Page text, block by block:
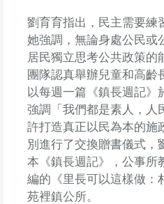
劉育育指出，民主需要練
她強調，無論身處公民或
居民獨立思考公共政策的
團隊認真舉辦兒童和高齡
以每週一篇《鎮長週記》
強調「我們都是素人，人
許打造真正以民為本的施
別進行了交換贈書儀式，
本《鎮長週記》，公事所
編的《里長可以這樣做：
苑裡鎮公所。